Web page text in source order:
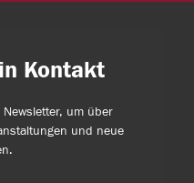
Kontakt
um über
und neue